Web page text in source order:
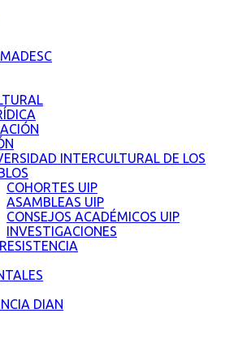
INTERCULTURAL DE LOS
COHORTES UIP
ASAMBLEAS UIP
CONSEJOS ACADÉMICOS UIP
INVESTIGACIONES
DIAN